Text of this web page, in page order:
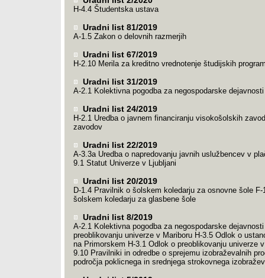
H-4.4 Študentska ustava
Uradni list 81/2019
A-1.5 Zakon o delovnih razmerjih
Uradni list 67/2019
H-2.10 Merila za kreditno vrednotenje študijskih
Uradni list 31/2019
A-2.1 Kolektivna pogodba za negospodarske dejavnosti
Uradni list 24/2019
H-2.1 Uredba o javnem financiranju visokošolskih
zavodov
Uradni list 22/2019
A-3.3a Uredba o napredovanju javnih uslužbencev v
9.1 Statut Univerze v Ljubljani
Uradni list 20/2019
D-1.4 Pravilnik o šolskem koledarju za osnovne šole
šolskem koledarju za glasbene šole
Uradni list 8/2019
A-2.1 Kolektivna pogodba za negospodarske
preoblikovanju univerze v Mariboru H-3.5 Odlok o
na Primorskem H-3.1 Odlok o preoblikovanju univerze
9.10 Pravilniki in odredbe o sprejemu izobraževalnih
področja poklicnega in srednjega strokovnega